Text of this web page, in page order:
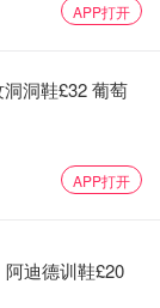
APP打开
洞鞋£32 葡萄
APP打开
迪德训鞋£20